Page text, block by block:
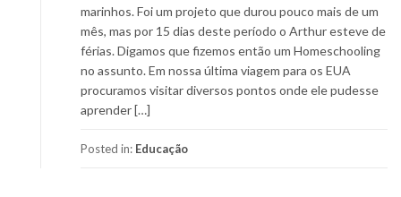
marinhos. Foi um projeto que durou pouco mais de um
mês, mas por 15 dias deste período o Arthur esteve de
férias. Digamos que fizemos então um Homeschooling
no assunto. Em nossa última viagem para os EUA
procuramos visitar diversos pontos onde ele pudesse
aprender […]
Posted in: Educação